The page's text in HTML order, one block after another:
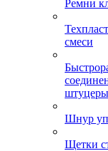
Ремни
смеси
штуцеры
Шнур
Щетки